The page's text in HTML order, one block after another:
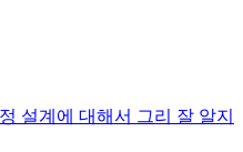
설계에 대해서 그리 잘 알지